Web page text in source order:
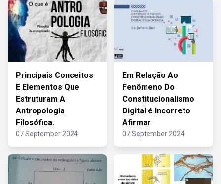
Principais Conceitos
E Elementos Que
Estruturam A
Antropologia
Filosófica.
07 September 2024
Em Relação Ao
Fenômeno Do
Constitucionalismo
Digital é Incorreto
Afirmar
07 September 2024